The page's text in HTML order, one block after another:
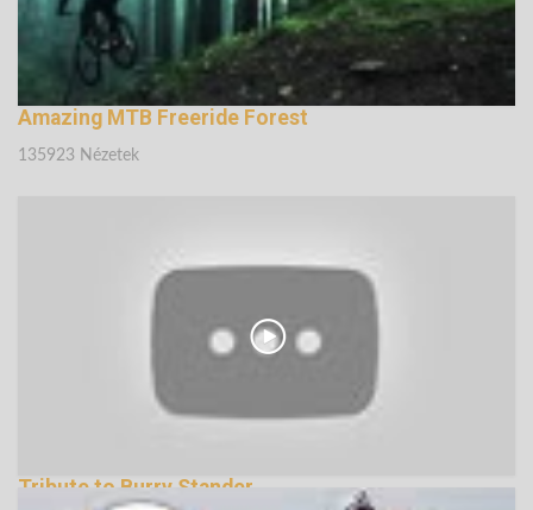
Amazing MTB Freeride Forest
135923 Nézetek
Tribute to Burry Stander